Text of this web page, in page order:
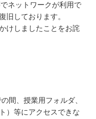
ネットワークが利用で
旧しております。
けしましたことをお詫
間、授業用フォルダ、
）等にアクセスできな